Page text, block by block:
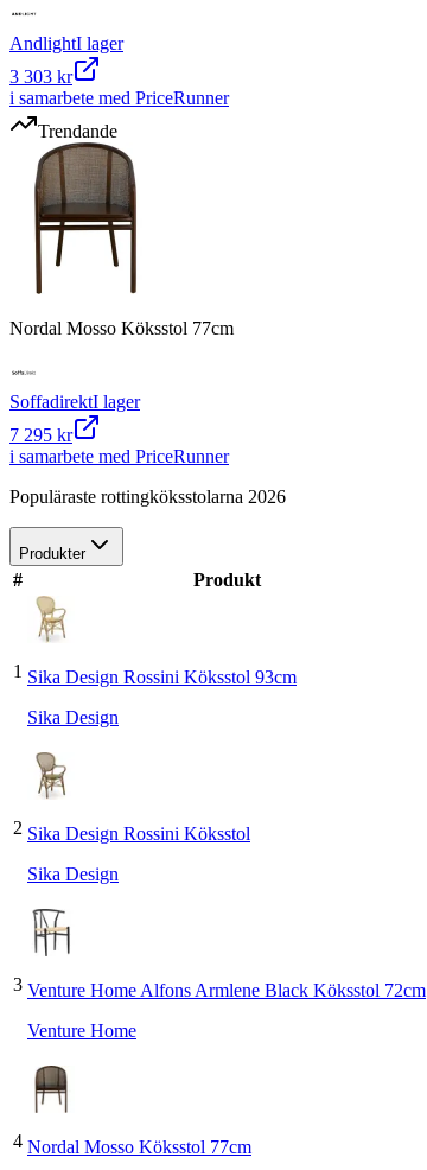
AndlightI lager
3 303 kr
i samarbete med PriceRunner
Trendande
Nordal Mosso Köksstol 77cm
SoffadirektI lager
7 295 kr
i samarbete med PriceRunner
Populäraste rottingköksstolarna 2026
Produkter
# Produkt
1 Sika Design Rossini Köksstol 93cm
Sika Design
2 Sika Design Rossini Köksstol
Sika Design
3 Venture Home Alfons Armlene Black Köksstol 72cm
Venture Home
4 Nordal Mosso Köksstol 77cm